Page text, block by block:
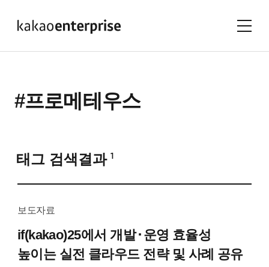
#프로메테우스
태그 검색결과 1
보도자료
if(kakao)25에서개발⬝운영 효율성
높이는 실전 클라우드 전략 및 사례 공유